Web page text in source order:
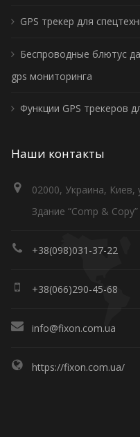
GPS трекер для
Беспроводные блютус
gps мониторинга
Функции GPS трекеров
Наши контакты
02000, Украина,
Здание “Comp & Copy”
+38(098)031-37-22
+38(066)290-45-68
info@fixon.com.ua
https://fixon.com.ua/